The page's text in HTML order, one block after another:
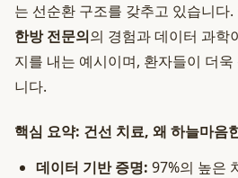
는 선순환 구조를 갖추고 있습니다.
한방 전문의의 경험과 데이터 과학
지를 내는 예시이며, 환자들이 더
니다.
핵심 요약: 건선 치료, 왜 하늘마음
데이터 기반 증명: 97%의 높은